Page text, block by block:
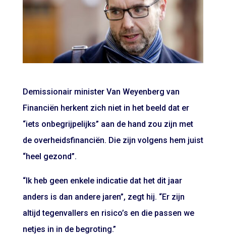
Demissionair minister Van Weyenberg van
Financiën herkent zich niet in het beeld dat er
“iets onbegrijpelijks” aan de hand zou zijn met
de overheidsfinanciën. Die zijn volgens hem juist
“heel gezond”.
“Ik heb geen enkele indicatie dat het dit jaar
anders is dan andere jaren”, zegt hij. “Er zijn
altijd tegenvallers en risico’s en die passen we
netjes in in de begroting.”